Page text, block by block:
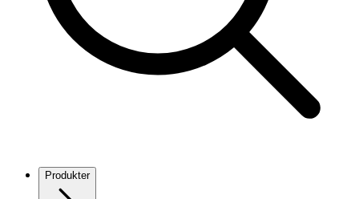
Produkter